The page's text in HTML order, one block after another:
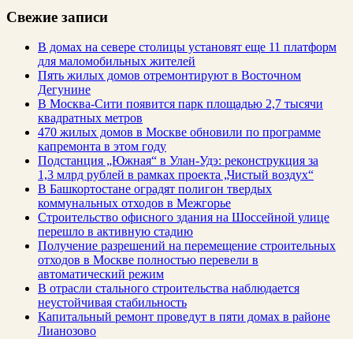
Свежие записи
В домах на севере столицы установят еще 11 платформ
для маломобильных жителей
Пять жилых домов отремонтируют в Восточном
Дегунине
В Москва-Сити появится парк площадью 2,7 тысячи
квадратных метров
470 жилых домов в Москве обновили по программе
капремонта в этом году
Подстанция „Южная“ в Улан‑Удэ: реконструкция за
1,3 млрд рублей в рамках проекта „Чистый воздух“
В Башкортостане оградят полигон твердых
коммунальных отходов в Межгорье
Строительство офисного здания на Шоссейной улице
перешло в активную стадию
Получение разрешений на перемещение строительных
отходов в Москве полностью перевели в
автоматический режим
В отрасли стального строительства наблюдается
неустойчивая стабильность
Капитальный ремонт проведут в пяти домах в районе
Лианозово